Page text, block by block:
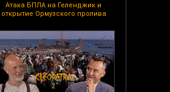
Атака БПЛА на Геленджик и
открытие Ормузского пролива